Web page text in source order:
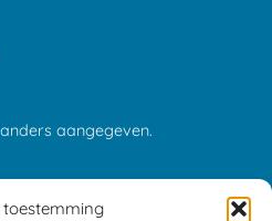
toestemming
aangegeven.